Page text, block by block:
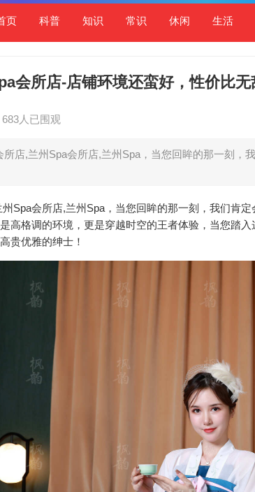
页 科普 知识 常识 休闲 生活
会所店-店铺环境还蛮好，性价比无
683人已围观
所店,兰州Spa会所店,兰州Spa，当您回眸的那一刻，
Spa会所店,兰州Spa，当您回眸的那一刻，我们肯
高格调的环境，更是穿越时空的王者体验，当您踏
贵优雅的绅士！